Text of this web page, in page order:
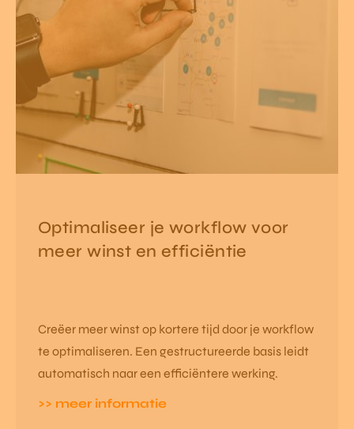
Optimaliseer je workflow voor
meer winst en efficiëntie
Creëer meer winst op kortere tijd door je workflow
te optimaliseren. Een gestructureerde basis leidt
automatisch naar een efficiëntere werking.
>> meer informatie